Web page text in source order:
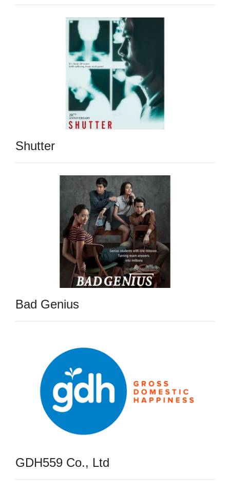
Shutter
Bad Genius
GDH559 Co., Ltd